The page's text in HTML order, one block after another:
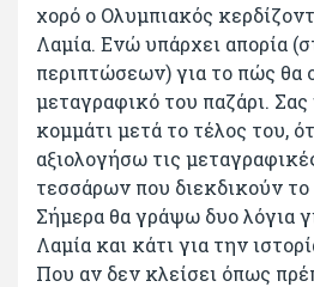
χορό ο Ολυμπιακός
Λαμία. Ενώ υπάρχει απορία
περιπτώσεων) για το πώς θα
μεταγραφικό του παζάρι.
κομμάτι μετά το τέλος του,
αξιολογήσω τις
τεσσάρων που διεκδικούν
Σήμερα θα γράψω δυο λόγια
Λαμία και κάτι για την
Που αν δεν κλείσει όπως